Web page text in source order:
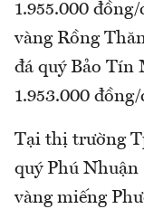
1.955.000
vàng Rồng
đá quý Bảo Tín
1.953.000
Tại thị trường
quý Phú Nhuận
vàng miếng